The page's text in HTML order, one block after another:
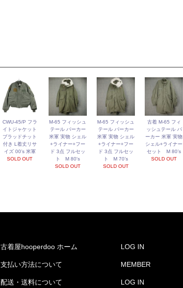
CWU-45/P フラ
イトジャケット
ブラッドチット
付き L着丈リサ
イズ 00’s 米軍
SOLD OUT
M-65 フィッシュ
テール パーカー
米軍 実物 シェル
+ライナー+フー
ド 3点 フルセッ
ト M 80's
SOLD OUT
M-65 フィッシュ
テール パーカー
米軍 実物 シェル
+ライナー+フー
ド 3点 フルセッ
ト M 70’s
SOLD OUT
古着 M-65 フィ
ッシュテール パ
ーカー 米軍 実物
シェル+ライナー
セット M 80’s
SOLD OUT
古着屋hooperdoo ホーム
支払い方法について
配送・送料について
LOG IN
MEMBER
LOG IN